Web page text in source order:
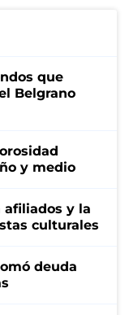
que
Belgrano
y medio
afiliados y la
culturales
deuda